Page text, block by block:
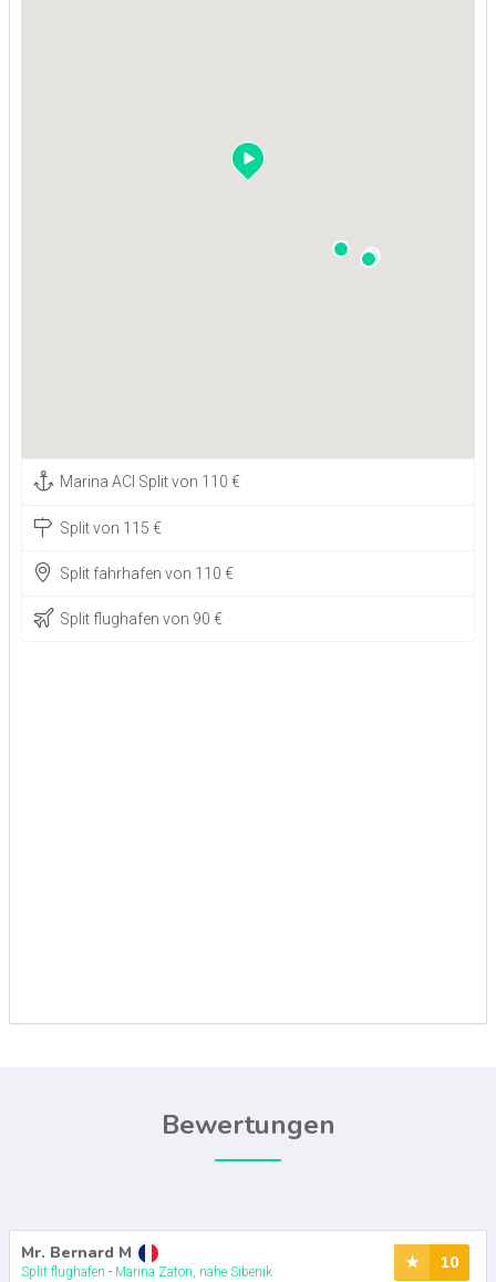
Marina ACI Split von 110 €
Split von 115 €
Split fahrhafen von 110 €
Split flughafen von 90 €
Bewertungen
Mr. Bernard M
Split flughafen - Marina Zaton, nahe Sibenik
10